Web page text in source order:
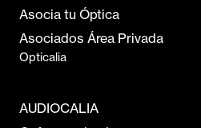
Asocia tu Óptica
Asociados Área Privada
Opticalia
AUDIOCALIA